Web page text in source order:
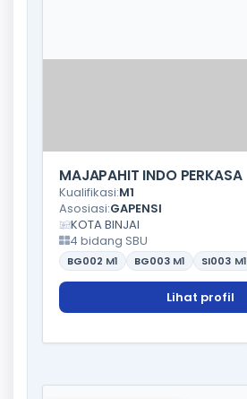
MAJAPAHIT INDO PERKASA
Kualifikasi:M1
Asosiasi:GAPENSI
KOTA BINJAI
4 bidang SBU
BG002 M1 BG003 M1 SI003 M1
Lihat profil